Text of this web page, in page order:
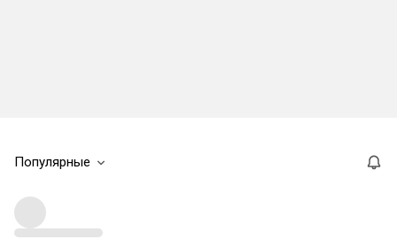
Популярные